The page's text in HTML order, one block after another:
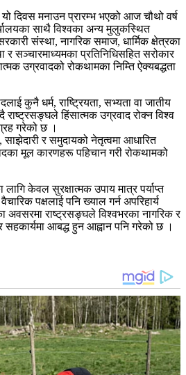
दिवस मनाउन प्रारम्भ भएको आज चौथो वर्ष
साथै विश्वका अन्य मुलुकस्थित
संस्था, नागरिक समाज, धार्मिक क्षेत्रका
र सञ्चारमाध्यमका प्रतिनिधिसहित सरोकार
उग्रवादको रोकथामका निम्ति ऐक्यबद्धता
कुनै धर्म, राष्ट्रियता, सभ्यता वा जातीय
हिंसात्मक उग्रवाद रोक्न विश्व
गरेको छ ।
र समुदायको नेतृत्वमा आधारित
मूल कारणहरू पहिचान गरी रोकथामको
लागि केवल सुरक्षात्मक उपाय मात्र पर्याप्त
पक्षलाई पनि ख्याल गर्न अपरिहार्य
अवसरमा राष्ट्रसङ्घले विश्वभरका नागरिक र
सहकार्यमा आबद्ध हुन आह्वान पनि गरेको छ ।